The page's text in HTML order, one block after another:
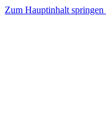
Zum Hauptinhalt springen